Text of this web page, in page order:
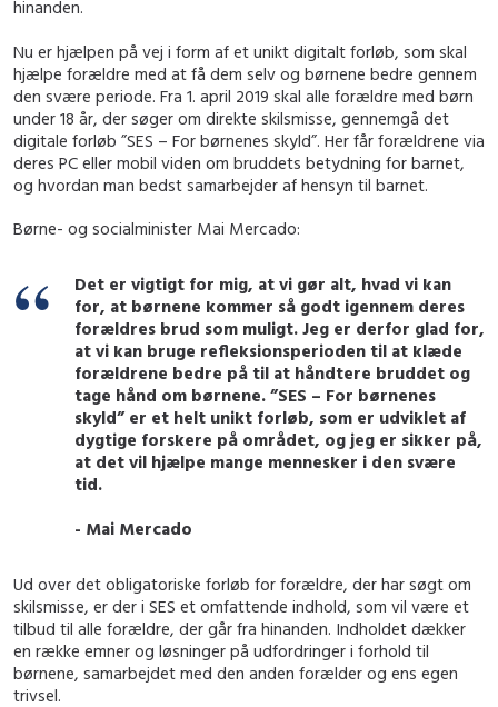
hinanden.
Nu er hjælpen på vej i form af et unikt digitalt forløb, som skal
hjælpe forældre med at få dem selv og børnene bedre gennem
den svære periode. Fra 1. april 2019 skal alle forældre med børn
under 18 år, der søger om direkte skilsmisse, gennemgå det
digitale forløb ”SES – For børnenes skyld”. Her får forældrene via
deres PC eller mobil viden om bruddets betydning for barnet,
og hvordan man bedst samarbejder af hensyn til barnet.
Børne- og socialminister Mai Mercado:
Det er vigtigt for mig, at vi gør alt, hvad vi kan
for, at børnene kommer så godt igennem deres
forældres brud som muligt. Jeg er derfor glad for,
at vi kan bruge refleksionsperioden til at klæde
forældrene bedre på til at håndtere bruddet og
tage hånd om børnene. ”SES – For børnenes
skyld” er et helt unikt forløb, som er udviklet af
dygtige forskere på området, og jeg er sikker på,
at det vil hjælpe mange mennesker i den svære
tid.
- Mai Mercado
Ud over det obligatoriske forløb for forældre, der har søgt om
skilsmisse, er der i SES et omfattende indhold, som vil være et
tilbud til alle forældre, der går fra hinanden. Indholdet dækker
en række emner og løsninger på udfordringer i forhold til
børnene, samarbejdet med den anden forælder og ens egen
trivsel.